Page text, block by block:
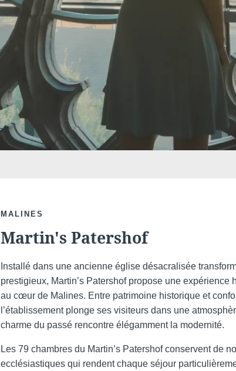
MALINES
Martin's Patershof
Installé dans une ancienne église désacralisée
prestigieux, Martin’s Patershof propose une expérience
au cœur de Malines. Entre patrimoine historique et
l’établissement plonge ses visiteurs dans une
charme du passé rencontre élégamment la modernité.
Les 79 chambres du Martin’s Patershof conservent de
ecclésiastiques qui rendent chaque séjour
VOTRE MESSAGE PARVIENDRA
Martin's Hotels
Nom
Prénom *:
Téléphone*:
*
Pourquoi réserver en direct